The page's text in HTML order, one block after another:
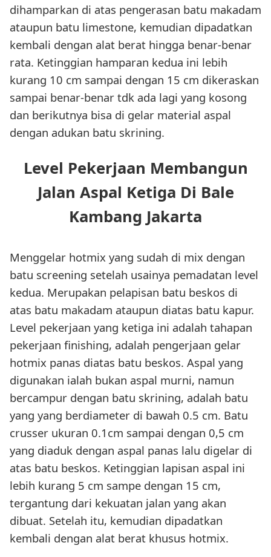
dihamparkan di atas pengerasan batu makadam
ataupun batu limestone, kemudian dipadatkan
kembali dengan alat berat hingga benar-benar
rata. Ketinggian hamparan kedua ini lebih
kurang 10 cm sampai dengan 15 cm dikeraskan
sampai benar-benar tdk ada lagi yang kosong
dan berikutnya bisa di gelar material aspal
dengan adukan batu skrining.
Level Pekerjaan Membangun
Jalan Aspal Ketiga Di Bale
Kambang Jakarta
Menggelar hotmix yang sudah di mix dengan
batu screening setelah usainya pemadatan level
kedua. Merupakan pelapisan batu beskos di
atas batu makadam ataupun diatas batu kapur.
Level pekerjaan yang ketiga ini adalah tahapan
pekerjaan finishing, adalah pengerjaan gelar
hotmix panas diatas batu beskos. Aspal yang
digunakan ialah bukan aspal murni, namun
bercampur dengan batu skrining, adalah batu
yang yang berdiameter di bawah 0.5 cm. Batu
crusser ukuran 0.1cm sampai dengan 0,5 cm
yang diaduk dengan aspal panas lalu digelar di
atas batu beskos. Ketinggian lapisan aspal ini
lebih kurang 5 cm sampe dengan 15 cm,
tergantung dari kekuatan jalan yang akan
dibuat. Setelah itu, kemudian dipadatkan
kembali dengan alat berat khusus hotmix.